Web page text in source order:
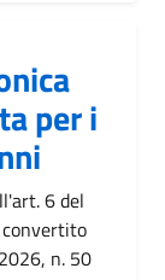
per i
6 del
n. 50